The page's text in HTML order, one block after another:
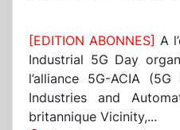
[EDITION ABONNES] A
Industrial 5G Day
l’alliance 5G-ACIA
Industries and
britannique Vicinity,...